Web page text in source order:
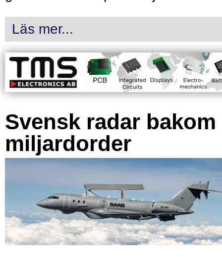
Läs mer...
Svensk radar bakom
miljardorder